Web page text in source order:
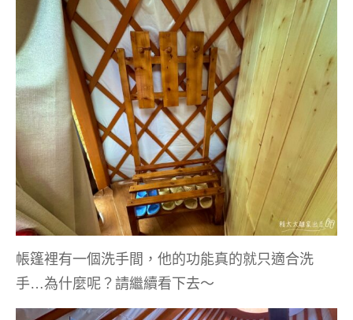
帳篷裡有一個洗手間，他的功能真的就只適合洗
手…為什麼呢？請繼續看下去～